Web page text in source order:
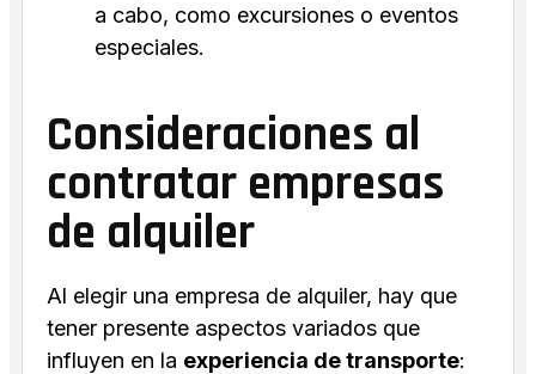
a cabo, como excursiones o eventos
especiales.
Consideraciones al
contratar empresas
de alquiler
Al elegir una empresa de alquiler, hay que
tener presente aspectos variados que
influyen en la experiencia de transporte: